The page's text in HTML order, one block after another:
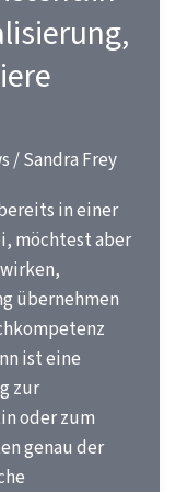
/Sandra Frey
in einer
möchtest aber
übernehmen
ist eine
zur
oder zum
genau der